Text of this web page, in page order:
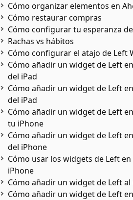
Cómo organizar elementos en
Cómo restaurar compras
Cómo configurar tu esperanza
Rachas vs hábitos
Cómo configurar el atajo de Left
Cómo añadir un widget de Left
del iPad
Cómo añadir un widget de Left
del iPad
Cómo añadir un widget de Left
tu iPhone
Cómo añadir un widget de Left
del iPhone
Cómo usar los widgets de Left
iPhone
Cómo añadir un widget de Left
Cómo añadir un widget de Left